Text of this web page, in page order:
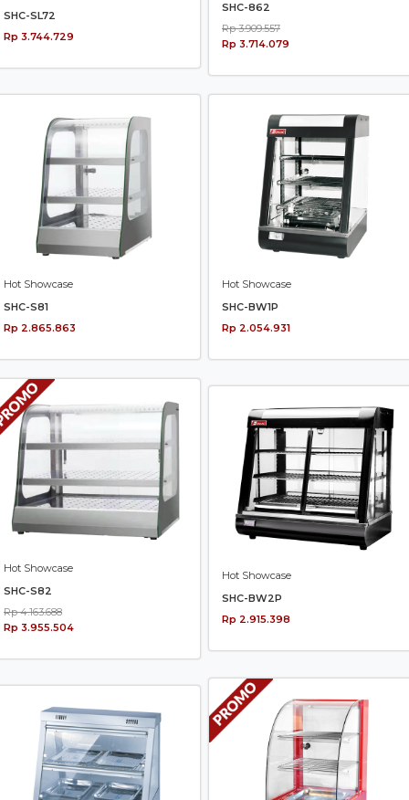
SHC-SL72
Rp 3.744.729
SHC-862
Rp 3.909.557
Rp 3.714.079
Hot Showcase
SHC-S81
Rp 2.865.863
Hot Showcase
SHC-BW1P
Rp 2.054.931
Hot Showcase
SHC-S82
Rp 4.163.688
Rp 3.955.504
Hot Showcase
SHC-BW2P
Rp 2.915.398